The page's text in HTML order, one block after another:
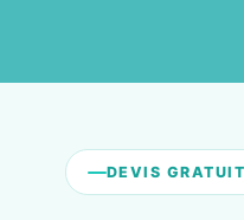
DEVIS